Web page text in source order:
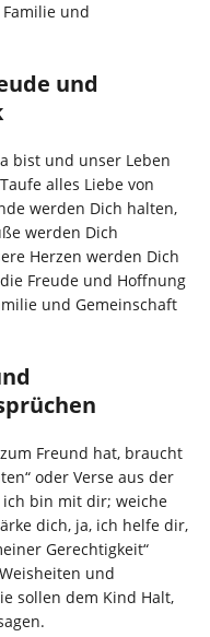
und
und
bist und unser Leben
alles Liebe von
werden Dich halten,
werden Dich
Herzen werden Dich
Freude und Hoffnung
und Gemeinschaft
Freund hat, braucht
oder Verse aus der
ich bin mit dir; weiche
dich, ja, ich helfe dir,
Gerechtigkeit“
und
sollen dem Kind Halt,